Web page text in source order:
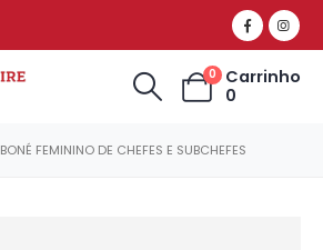
0
Carrinho
0
BONÉ FEMININO DE CHEFES E SUBCHEFES